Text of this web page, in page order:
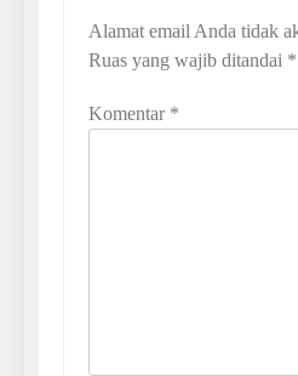
Alamat email Anda tidak
Ruas yang wajib ditandai *
Komentar *